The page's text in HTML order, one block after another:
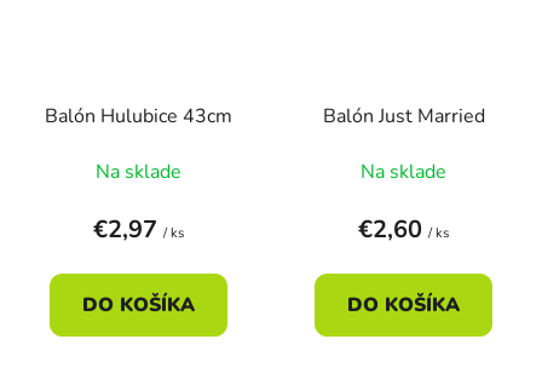
Balón Hulubice 43cm
Na sklade
€2,97 / ks
DO KOŠÍKA
Balón Just Married
Na sklade
€2,60 / ks
DO KOŠÍKA